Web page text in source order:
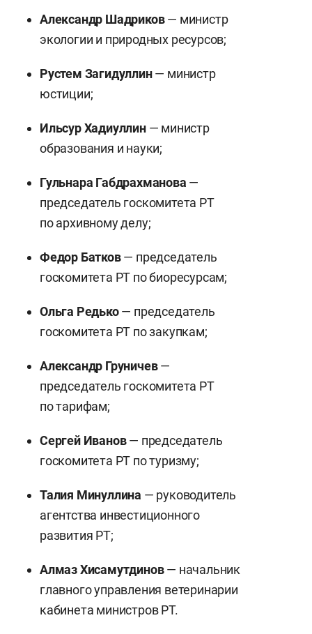
Александр Шадриков— министр
экологии и природных ресурсов;
Рустем Загидуллин— министр
юстиции;
Ильсур Хадиуллин— министр
образования и науки;
Гульнара Габдрахманова —
председатель госкомитета РТ
по архивному делу;
Федор Батков— председатель
госкомитета РТ по биоресурсам;
Ольга Редько— председатель
госкомитета РТ по закупкам;
Александр Груничев—
председатель госкомитета РТ
по тарифам;
Сергей Иванов— председатель
госкомитета РТ по туризму;
Талия Минуллина — руководитель
агентства инвестиционного
развития РТ;
Алмаз Хисамутдинов— начальник
главного управления ветеринарии
кабинета министров РТ.